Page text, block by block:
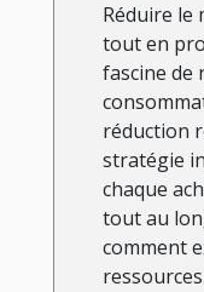
Réduire le
tout en
fascine de
réduction
stratégie
chaque
tout au
comment